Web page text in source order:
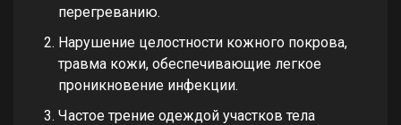
перегреванию.
Нарушение целостности кожного покрова,
травма кожи, обеспечивающие легкое
проникновение инфекции.
Частое трение одеждой участков тела